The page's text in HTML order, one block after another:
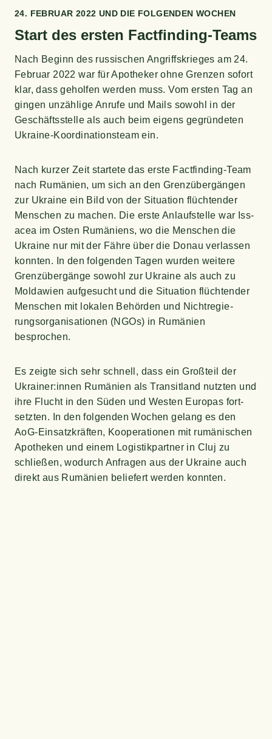
24. FEBRU­AR 2022 UND DIE FOL­GEN­DEN WOCHEN
Start des ers­ten Factfinding-Teams
Nach Beginn des rus­si­schen Angriffs­krie­ges am 24.
Febru­ar 2022 war für Apo­the­ker ohne Gren­zen sofort
klar, dass gehol­fen wer­den muss. Vom ers­ten Tag an
gin­gen unzäh­li­ge Anru­fe und Mails sowohl in der
Geschäfts­stel­le als auch beim eigens gegrün­de­ten
Ukrai­ne-Koor­di­na­ti­ons­team ein.
Nach kur­zer Zeit star­te­te das ers­te Fact­fin­ding-Team
nach Rumä­ni­en, um sich an den Grenz­über­gän­gen
zur Ukrai­ne ein Bild von der Situa­ti­on flüch­ten­der
Men­schen zu machen. Die ers­te Anlauf­stel­le war Iss­
acea im Osten Rumä­ni­ens, wo die Men­schen die
Ukrai­ne nur mit der Fäh­re über die Donau ver­las­sen
konn­ten. In den fol­gen­den Tagen wur­den wei­te­re
Grenz­über­gän­ge sowohl zur Ukrai­ne als auch zu
Mol­da­wi­en auf­ge­sucht und die Situa­ti­on flüch­ten­der
Men­schen mit loka­len Behör­den und Nicht­re­gie­
rungs­or­ga­ni­sa­tio­nen (NGOs) in Rumä­ni­en
besprochen.
Es zeig­te sich sehr schnell, dass ein Groß­teil der
Ukrainer:innen Rumä­ni­en als Tran­sit­land nutz­ten und
ihre Flucht in den Süden und Wes­ten Euro­pas fort­
setz­ten. In den fol­gen­den Wochen gelang es den
AoG-Ein­satz­kräf­ten, Koope­ra­tio­nen mit rumä­ni­schen
Apo­the­ken und einem Logis­tik­part­ner in Cluj zu
schlie­ßen, wodurch Anfra­gen aus der Ukrai­ne auch
direkt aus Rumä­ni­en belie­fert wer­den konnten.